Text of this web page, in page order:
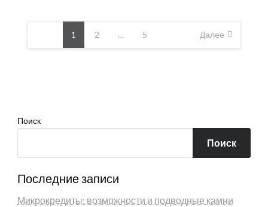
Пагинация
1 2 … 5 Далее
Поиск
Поиск
Последние записи
Микрокредиты: возможности и подводные камни